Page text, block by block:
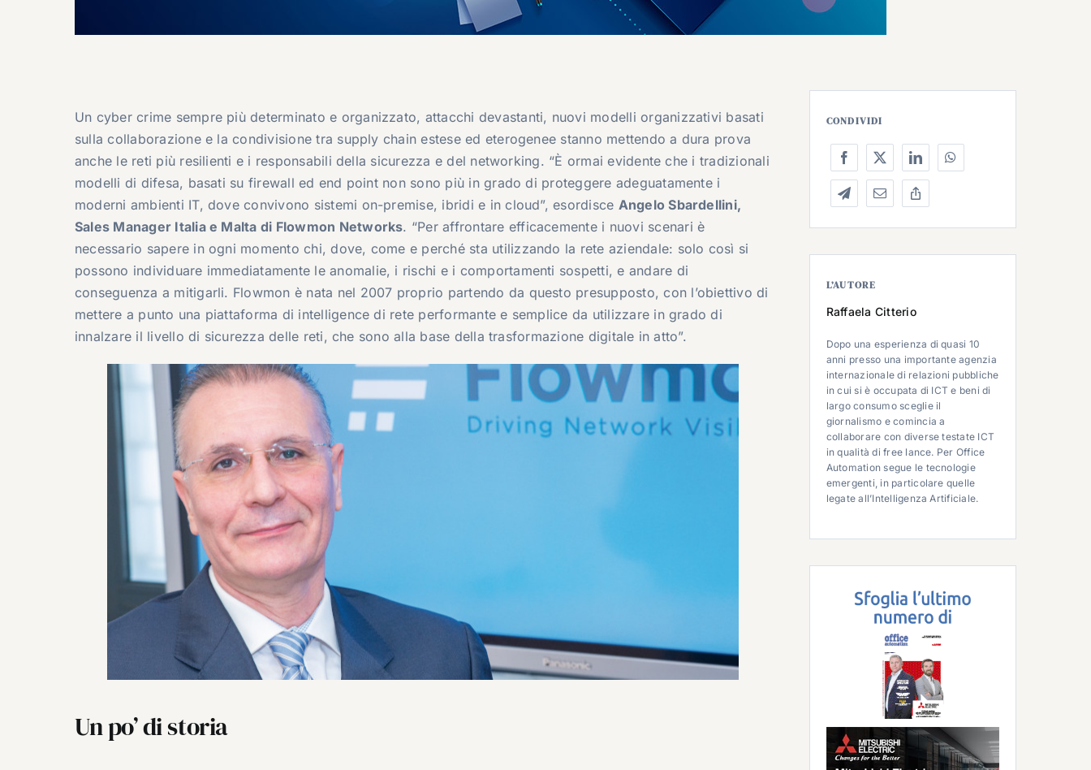
Un cyber crime sempre più determinato e organizzato, attacchi devastanti, nuovi modelli organizzativi basati
sulla collaborazione e la condivisione tra supply chain estese ed eterogenee stanno mettendo a dura prova
anche le reti più resilienti e i responsabili della sicurezza e del networking. “È ormai evidente che i tradizionali
modelli di difesa, basati su firewall ed end point non sono più in grado di proteggere adeguatamente i
moderni ambienti IT, dove convivono sistemi on-premise, ibridi e in cloud”, esordisce Angelo Sbardellini,
Sales Manager Italia e Malta di Flowmon Networks. “Per affrontare efficacemente i nuovi scenari è
necessario sapere in ogni momento chi, dove, come e perché sta utilizzando la rete aziendale: solo così si
possono individuare immediatamente le anomalie, i rischi e i comportamenti sospetti, e andare di
conseguenza a mitigarli. Flowmon è nata nel 2007 proprio partendo da questo presupposto, con l’obiettivo di
mettere a punto una piattaforma di intelligence di rete performante e semplice da utilizzare in grado di
innalzare il livello di sicurezza delle reti, che sono alla base della trasformazione digitale in atto”.
Un po’ di storia
CONDIVIDI
L’AUTORE
Raffaela Citterio
Dopo una esperienza di quasi 10
anni presso una importante agenzia
internazionale di relazioni pubbliche
in cui si è occupata di ICT e beni di
largo consumo sceglie il
giornalismo e comincia a
collaborare con diverse testate ICT
in qualità di free lance. Per Office
Automation segue le tecnologie
emergenti, in particolare quelle
legate all’Intelligenza Artificiale.